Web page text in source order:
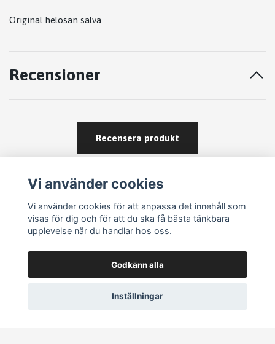
Original helosan salva
Recensioner
Recensera produkt
Om köp och returer
Vi använder cookies
Vi använder cookies för att anpassa det innehåll som
visas för dig och för att du ska få bästa tänkbara
upplevelse när du handlar hos oss.
Godkänn alla
Inställningar